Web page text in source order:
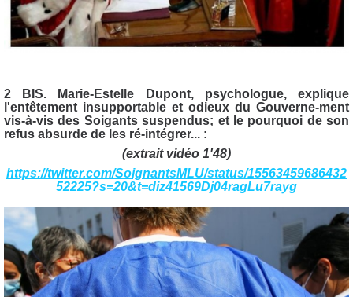
2 BIS. Marie-Estelle Dupont, psychologue, explique
l'entêtement insupportable et odieux du Gouverne-ment
vis-à-vis des Soigants suspendus; et le pourquoi de son
refus absurde de les ré-intégrer... :
(extrait vidéo 1'48)
https://twitter.com/SoignantsMLU/status/15563459686432
52225?s=20&t=diz41569Dj04ragLu7rayg